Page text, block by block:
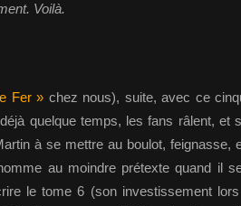
Voilà.
Fer » chez nous), suite, avec ce
quelque temps, les fans râlent, et
à se mettre au boulot, feignasse,
au moindre prétexte quand il
le tome 6 (son investissement